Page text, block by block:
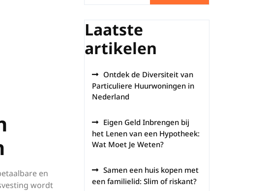
en
wordt
Laatste
artikelen
Ontdek de Diversiteit van
Particuliere Huurwoningen in
Nederland
Eigen Geld Inbrengen bij
het Lenen van een Hypotheek:
Wat Moet Je Weten?
Samen een huis kopen met
een familielid: Slim of riskant?